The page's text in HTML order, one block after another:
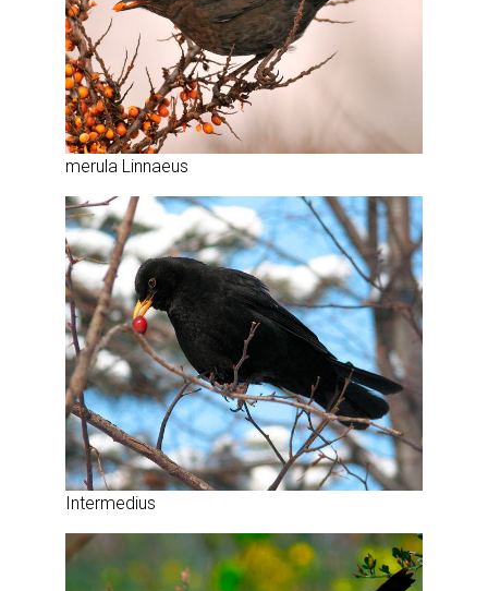
merula Linnaeus
Intermedius